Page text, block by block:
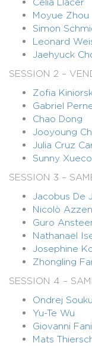
Moyue Zhou
Simon
Leonard
Jaehyuck
SESSION 2 –
Zofia
Gabriel
Chao Dong
Jooyoung
Julia Cruz
Sunny
SESSION 3 –
Jacobus De
Nicolò
Guro
Nathanaël
Josephine
Zhongling
SESSION 4 –
Ondrej
Yu-Te Wu
Giovanni
Mats